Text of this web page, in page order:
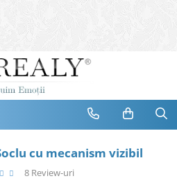
cu mecanism vizibil
8 Review-uri